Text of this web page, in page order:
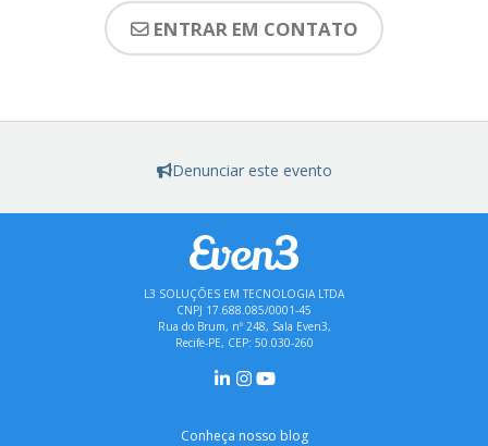
ENTRAR EM CONTATO
Denunciar este evento
L3 SOLUÇÕES EM TECNOLOGIA LTDA
CNPJ 17.688.085/0001-45
Rua do Brum, nº 248, Sala Even3,
Recife-PE, CEP: 50.030-260
Conheça nosso blog